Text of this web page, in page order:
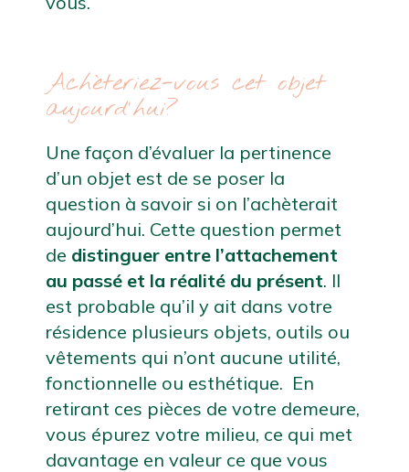
Achèteriez-vous cet objet
aujourd’hui?
Une façon d’évaluer la pertinence
d’un objet est de se poser la
question à savoir si on l’achèterait
aujourd’hui. Cette question permet
de distinguer entre l’attachement
au passé et la réalité du présent. Il
est probable qu’il y ait dans votre
résidence plusieurs objets, outils ou
vêtements qui n’ont aucune utilité,
fonctionnelle ou esthétique.  En
retirant ces pièces de votre demeure,
vous épurez votre milieu, ce qui met
davantage en valeur ce que vous